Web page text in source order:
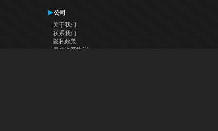
公司
关于我们
联系我们
隐私政策
用户许可协议